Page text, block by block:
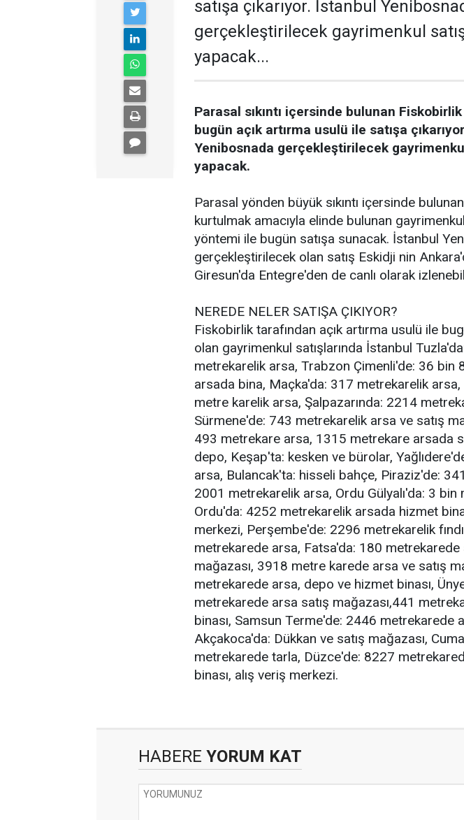
satışa çıkarıyor. İstanbul
gerçekleştirilecek gayrimenkul
yapacak...
Parasal sıkıntı içersinde bulunan
bugün açık artırma usulü ile satışa
Yenibosnada gerçekleştirilecek gayrimenkul
yapacak.
Parasal yönden büyük sıkıntı içersinde
kurtulmak amacıyla elinde bulunan
yöntemi ile bugün satışa sunacak. İstanbul
gerçekleştirilecek olan satış Eskidji nin
Giresun'da Entegre'den de canlı olarak
NEREDE NELER SATIŞA ÇIKIYOR?
Fiskobirlik tarafından açık artırma usulü ile
olan gayrimenkul satışlarında İstanbul
metrekarelik arsa, Trabzon Çimenli'de: 36 bin
arsada bina, Maçka'da: 317 metrekarelik arsa,
metre karelik arsa, Şalpazarında: 2214
Sürmene'de: 743 metrekarelik arsa ve satış
493 metrekare arsa, 1315 metrekare arsada
depo, Keşap'ta: kesken ve bürolar,
arsa, Bulancak'ta: hisseli bahçe, Piraziz'de:
2001 metrekarelik arsa, Ordu Gülyalı'da: 3 bin
Ordu'da: 4252 metrekarelik arsada hizmet
merkezi, Perşembe'de: 2296 metrekarelik
metrekarede arsa, Fatsa'da: 180 metrekarede
mağazası, 3918 metre karede arsa ve satış
metrekarede arsa, depo ve hizmet binası,
metrekarede arsa satış mağazası,441
binası, Samsun Terme'de: 2446 metrekarede
Akçakoca'da: Dükkan ve satış mağazası,
metrekarede tarla, Düzce'de: 8227
binası, alış veriş merkezi.
HABERE YORUM KAT